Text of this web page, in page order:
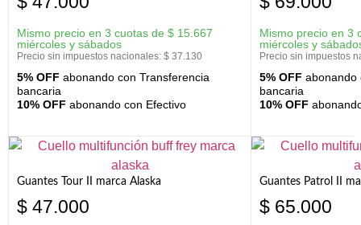
Mismo precio en 3 cuotas de $ 15.667
miércoles y sábados
Precio sin impuestos nacionales: $ 37.130
5% OFF abonando con Transferencia
bancaria
10% OFF abonando con Efectivo
Mismo precio en 3
miércoles y
Precio sin impuestos
5% OFF abonando
bancaria
10% OFF
Guantes Tour II marca Alaska
$ 47.000
Guantes Patrol II
$ 65.000